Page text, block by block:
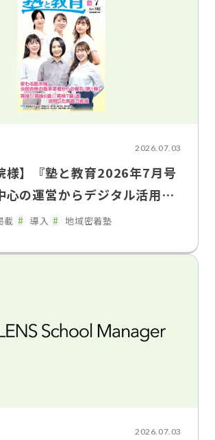
2026.07.03
様】『塾と教育2026年7月号
心の運営からデジタル活用へ
を強化し、教室運営を効率
果
載 導入 地域密着塾
2026.07.03